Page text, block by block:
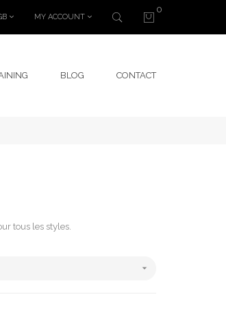
MY ACCOUNT
0
BLOG CONTACT
tous les styles.
